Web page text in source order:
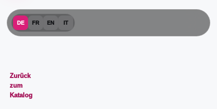
DE FR EN IT
Zurück
zum
Katalog